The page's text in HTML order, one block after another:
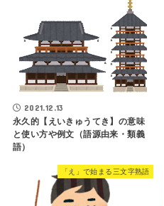
2021.12.13
永久的【えいきゅうてき】の意味
と使い方や例文（語源由来・類義
語）
「え」で始まる三文字熟語